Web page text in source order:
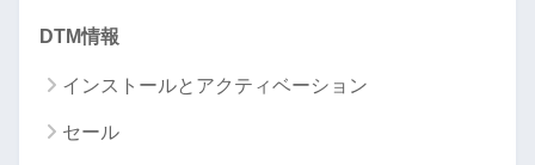
DTM情報
インストールとアクティベーション
セール